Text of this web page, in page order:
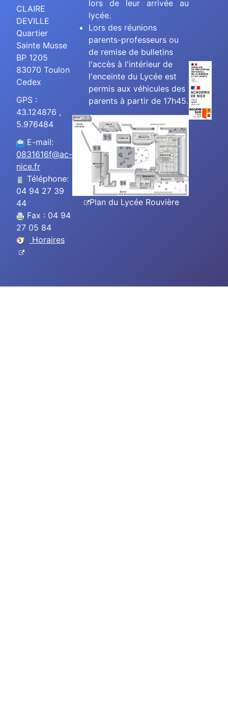
CLAIRE
DEVILLE
Quartier
Sainte Musse
BP 1205
83070 Toulon
Cedex
GPS :
43.124876 ,
5.976484
E-mail:
0831616f@ac-
nice.fr
Téléphone:
04 94 27 39
44
Fax : 04 94
27 05 84
Horaires
lors de leur arrivée au
lycée.
Lors des réunions
parents-professeurs ou
de remise de bulletins
l'accès à l'intérieur de
l'enceinte du Lycée est
permis aux véhicules des
parents à partir de 17h45.
Plan du Lycée Rouvière